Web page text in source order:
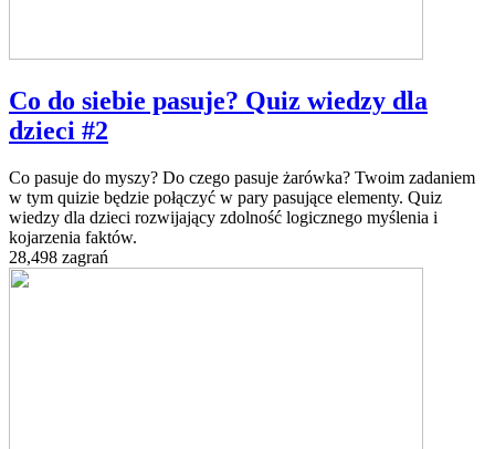
Co do siebie pasuje? Quiz wiedzy dla
dzieci #2
Co pasuje do myszy? Do czego pasuje żarówka? Twoim zadaniem
w tym quizie będzie połączyć w pary pasujące elementy. Quiz
wiedzy dla dzieci rozwijający zdolność logicznego myślenia i
kojarzenia faktów.
28,498 zagrań